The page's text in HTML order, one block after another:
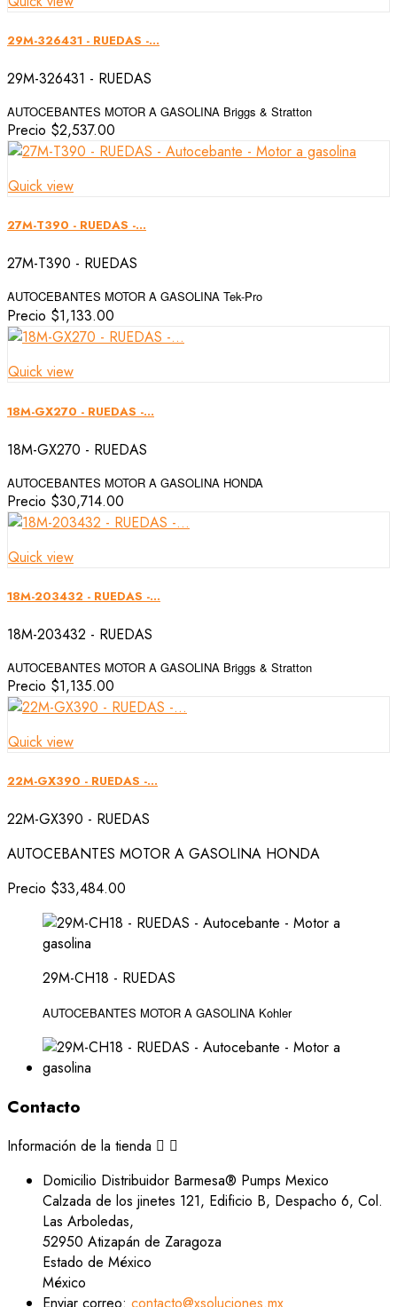
29M-326431 - RUEDAS -...
29M-326431 - RUEDAS
AUTOCEBANTES MOTOR A GASOLINA Briggs & Stratton
Precio $2,537.00
Quick view
27M-T390 - RUEDAS -...
27M-T390 - RUEDAS
AUTOCEBANTES MOTOR A GASOLINA Tek-Pro
Precio $1,133.00
Quick view
18M-GX270 - RUEDAS -...
18M-GX270 - RUEDAS
AUTOCEBANTES MOTOR A GASOLINA HONDA
Precio $30,714.00
Quick view
18M-203432 - RUEDAS -...
18M-203432 - RUEDAS
AUTOCEBANTES MOTOR A GASOLINA Briggs & Stratton
Precio $1,135.00
Quick view
22M-GX390 - RUEDAS -...
22M-GX390 - RUEDAS
AUTOCEBANTES MOTOR A GASOLINA HONDA
Precio $33,484.00
29M-CH18 - RUEDAS
AUTOCEBANTES MOTOR A GASOLINA Kohler
Contacto
Información de la tienda  
Domicilio Distribuidor Barmesa® Pumps Mexico
Calzada de los jinetes 121, Edificio B, Despacho 6, Col.
Las Arboledas,
52950 Atizapán de Zaragoza
Estado de México
México
Enviar correo: contacto@xsoluciones.mx